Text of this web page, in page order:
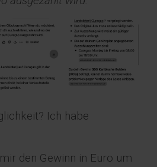
Ich habe
den Gewinn in Euro um